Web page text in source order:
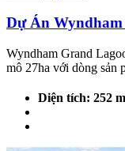
Dự Án
Wyndham Grand
mô 27ha với dòng sản
Diện tích: 252